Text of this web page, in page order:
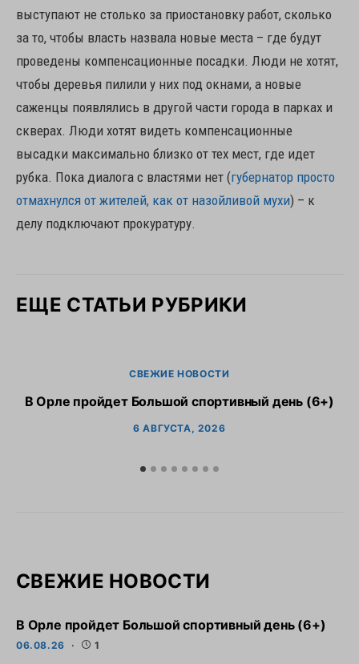
выступают не столько за приостановку работ, сколько
за то, чтобы власть назвала новые места – где будут
проведены компенсационные посадки. Люди не хотят,
чтобы деревья пилили у них под окнами, а новые
саженцы появлялись в другой части города в парках и
скверах. Люди хотят видеть компенсационные
высадки максимально близко от тех мест, где идет
рубка. Пока диалога с властями нет (губернатор просто
отмахнулся от жителей, как от назойливой мухи) – к
делу подключают прокуратуру.
ЕЩЕ СТАТЬИ РУБРИКИ
СВЕЖИЕ НОВОСТИ
В Орле пройдет Большой спортивный день (6+)
6 АВГУСТА, 2026
СВЕЖИЕ НОВОСТИ
В Орле пройдет Большой спортивный день (6+)
06.08.26 1